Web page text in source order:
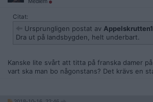
Citat:
Ursprungligen postat av
Dra ut på landsbygden, helt underbart.
Kanske lite svårt att titta på franska damer
vart ska man bo någonstans? Det krävs en